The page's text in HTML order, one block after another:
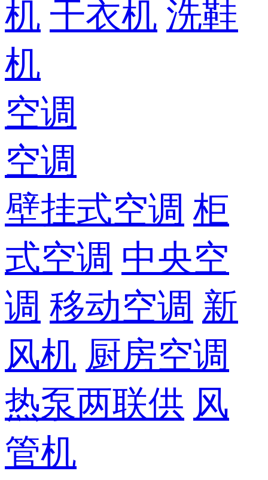
机 干衣机 洗鞋
机
空调
空调
壁挂式空调 柜
式空调 中央空
调 移动空调 新
风机 厨房空调
热泵两联供 风
管机